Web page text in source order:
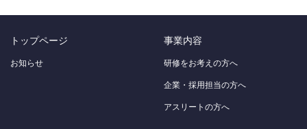
トップページ
お知らせ
事業内容
研修をお考えの方へ
企業・採用担当の方へ
アスリートの方へ